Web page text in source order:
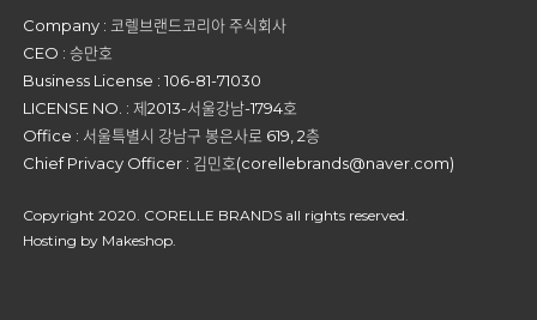
Company : 코렐브랜드코리아 주식회사
CEO : 승만호
Business License : 106-81-71030
LICENSE NO. : 제2013-서울강남-1794호
Office : 서울특별시 강남구 봉은사로 619, 2층
Chief Privacy Officer : 김민호(corellebrands@naver.com)
Copyright 2020. CORELLE BRANDS all rights reserved.
Hosting by Makeshop.